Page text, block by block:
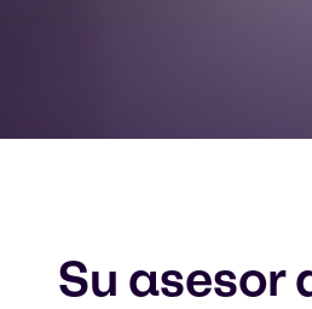
Su asesor